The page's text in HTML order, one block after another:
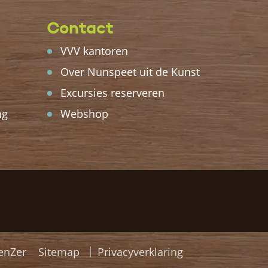
Contact
VVV kantoren
Over Nunspeet uit de Kunst
Excursies reserveren
Webshop
Sitemap Privacyverklaring